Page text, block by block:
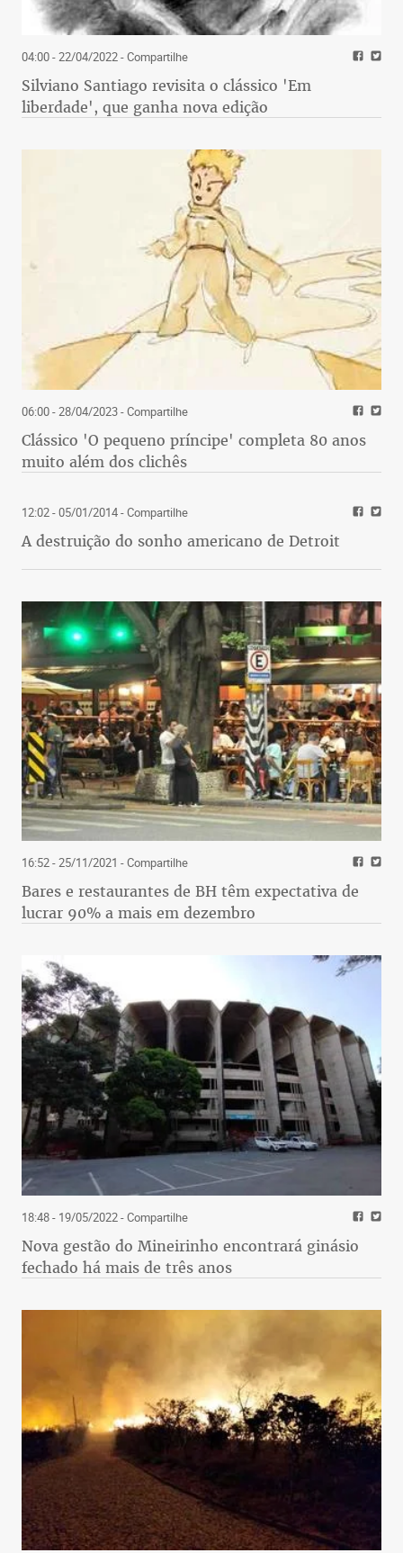
04:00 - 22/04/2022- Compartilhe
Silviano Santiago revisita o clássico 'Em
liberdade', que ganha nova edição
06:00 - 28/04/2023- Compartilhe
Clássico 'O pequeno príncipe' completa 80 anos
muito além dos clichês
12:02 - 05/01/2014- Compartilhe
A destruição do sonho americano de Detroit
16:52 - 25/11/2021 - Compartilhe
Bares e restaurantes de BH têm expectativa de
lucrar 90% a mais em dezembro
18:48 - 19/05/2022- Compartilhe
Nova gestão do Mineirinho encontrará ginásio
fechado há mais de três anos